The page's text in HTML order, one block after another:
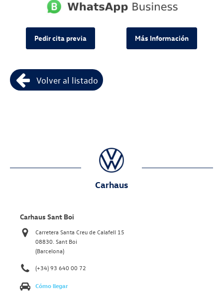
Pedir cita previa Más Información
Volver al listado
Carhaus
Carhaus Sant Boi
Carretera Santa Creu de Calafell 15
08830. Sant Boi
(Barcelona)
(+34) 93 640 00 72
Cómo llegar